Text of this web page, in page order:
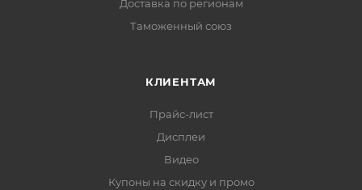
Доставка по регионам
Таможенный союз
КЛИЕНТАМ
Прайс-лист
Дисплеи
Видео
Купоны на скидку и промо